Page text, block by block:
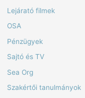
Lejárató filmek
OSA
Pénzügyek
Sajtó és TV
Sea Org
Szakértői tanulmányok